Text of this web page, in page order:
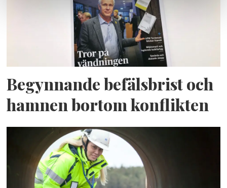
Begynnande befälsbrist och
hamnen bortom konflikten